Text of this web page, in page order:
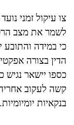
צו עיקול זמני
לשמר את מצב
כי במידה
הדין בצורה
כספו יישאר נגיש
קשה לעקוב
בנקאיות יומיומיות.